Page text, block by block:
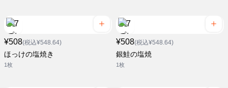
¥508(税込¥548.64)
ほっけの塩焼き
1枚
¥508(税込¥548.64)
銀鮭の塩焼
1枚